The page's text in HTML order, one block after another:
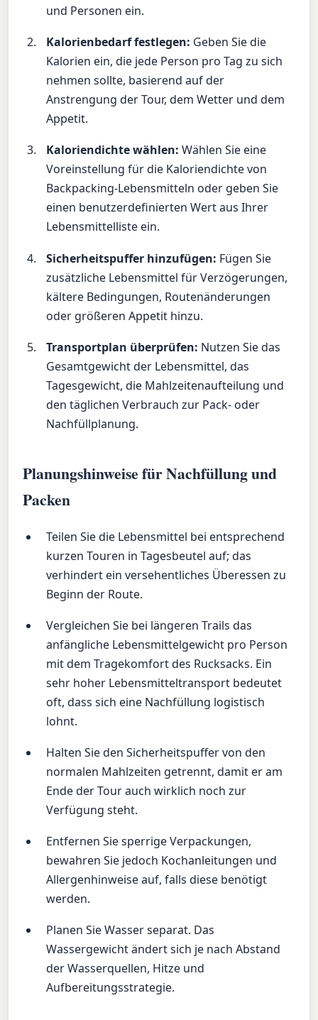
und Personen ein.
Kalorienbedarf festlegen: Geben Sie die
Kalorien ein, die jede Person pro Tag zu sich
nehmen sollte, basierend auf der
Anstrengung der Tour, dem Wetter und dem
Appetit.
Kaloriendichte wählen: Wählen Sie eine
Voreinstellung für die Kaloriendichte von
Backpacking-Lebensmitteln oder geben Sie
einen benutzerdefinierten Wert aus Ihrer
Lebensmittelliste ein.
Sicherheitspuffer hinzufügen: Fügen Sie
zusätzliche Lebensmittel für Verzögerungen,
kältere Bedingungen, Routenänderungen
oder größeren Appetit hinzu.
Transportplan überprüfen: Nutzen Sie das
Gesamtgewicht der Lebensmittel, das
Tagesgewicht, die Mahlzeitenaufteilung und
den täglichen Verbrauch zur Pack- oder
Nachfüllplanung.
Planungshinweise für Nachfüllung und
Packen
Teilen Sie die Lebensmittel bei entsprechend
kurzen Touren in Tagesbeutel auf; das
verhindert ein versehentliches Überessen zu
Beginn der Route.
Vergleichen Sie bei längeren Trails das
anfängliche Lebensmittelgewicht pro Person
mit dem Tragekomfort des Rucksacks. Ein
sehr hoher Lebensmitteltransport bedeutet
oft, dass sich eine Nachfüllung logistisch
lohnt.
Halten Sie den Sicherheitspuffer von den
normalen Mahlzeiten getrennt, damit er am
Ende der Tour auch wirklich noch zur
Verfügung steht.
Entfernen Sie sperrige Verpackungen,
bewahren Sie jedoch Kochanleitungen und
Allergenhinweise auf, falls diese benötigt
werden.
Planen Sie Wasser separat. Das
Wassergewicht ändert sich je nach Abstand
der Wasserquellen, Hitze und
Aufbereitungsstrategie.